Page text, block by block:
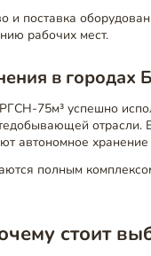
и поставка
рабочих мест.
в городах
75м³ успешно
отрасли.
автономное
полным
стоит